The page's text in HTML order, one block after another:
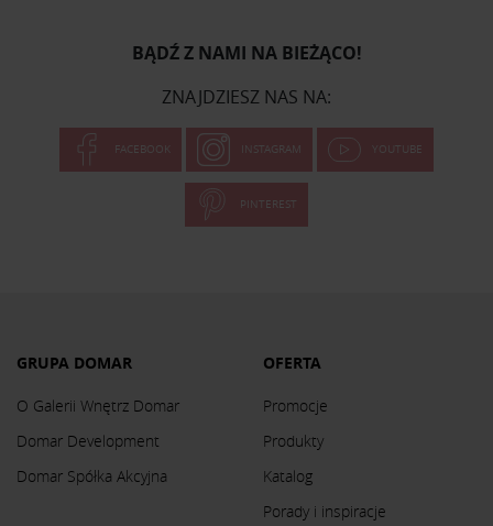
BĄDŹ Z NAMI NA BIEŻĄCO!
ZNAJDZIESZ NAS NA:
FACEBOOK INSTAGRAM YOUTUBE
PINTEREST
GRUPA DOMAR
O Galerii Wnętrz Domar
Domar Development
Domar Spółka Akcyjna
OFERTA
Promocje
Produkty
Katalog
Porady i inspiracje